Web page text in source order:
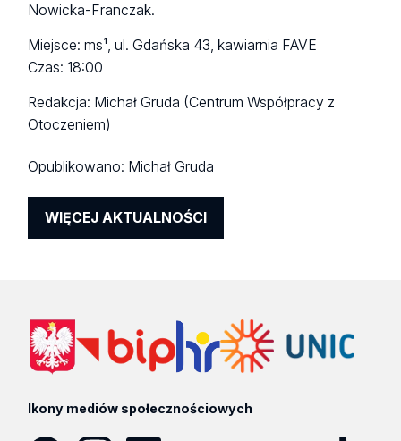
Nowicka-Franczak.
Miejsce: ms¹, ul. Gdańska 43, kawiarnia FAVE
Czas: 18:00
Redakcja: Michał Gruda (Centrum Współpracy z
Otoczeniem)
Opublikowano: Michał Gruda
WIĘCEJ AKTUALNOŚCI
Ikony mediów społecznościowych